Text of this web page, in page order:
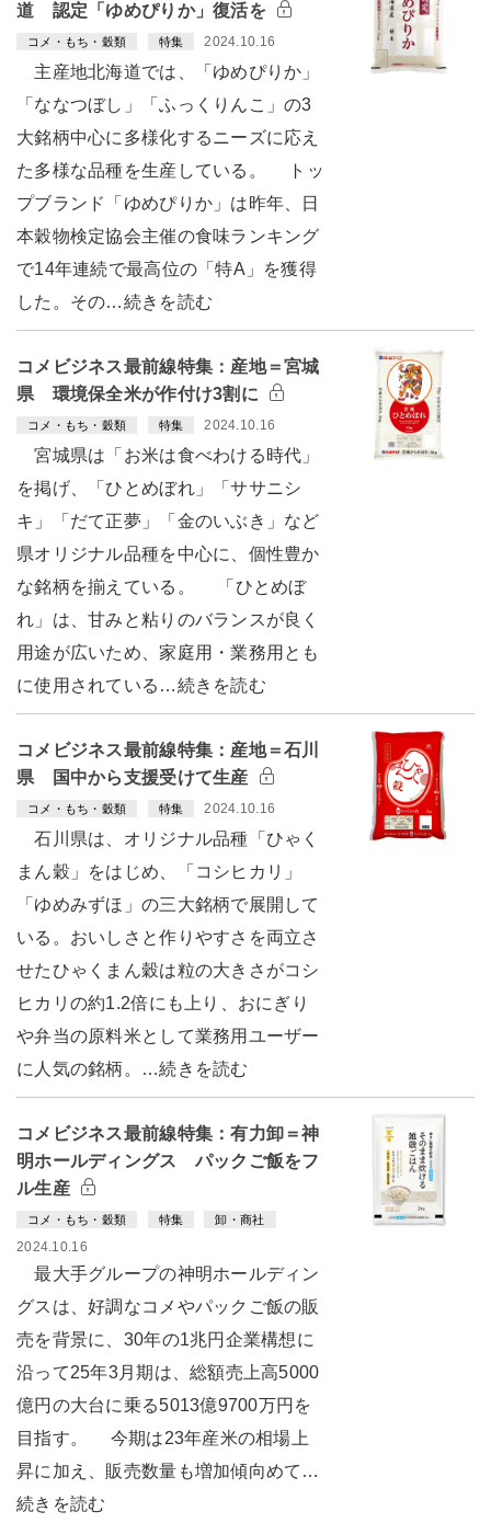
道 認定「ゆめぴりか」復活を
コメ・もち・穀類 特集 2024.10.16
主産地北海道では、「ゆめぴりか」
「ななつぼし」「ふっくりんこ」の3
大銘柄中心に多様化するニーズに応え
た多様な品種を生産している。 トッ
プブランド「ゆめぴりか」は昨年、日
本穀物検定協会主催の食味ランキング
で14年連続で最高位の「特A」を獲得
した。その…続きを読む
コメビジネス最前線特集：産地＝宮城
県 環境保全米が作付け3割に
コメ・もち・穀類 特集 2024.10.16
宮城県は「お米は食べわける時代」
を掲げ、「ひとめぼれ」「ササニシ
キ」「だて正夢」「金のいぶき」など
県オリジナル品種を中心に、個性豊か
な銘柄を揃えている。 「ひとめぼ
れ」は、甘みと粘りのバランスが良く
用途が広いため、家庭用・業務用とも
に使用されている…続きを読む
コメビジネス最前線特集：産地＝石川
県 国中から支援受けて生産
コメ・もち・穀類 特集 2024.10.16
石川県は、オリジナル品種「ひゃく
まん穀」をはじめ、「コシヒカリ」
「ゆめみずほ」の三大銘柄で展開して
いる。おいしさと作りやすさを両立さ
せたひゃくまん穀は粒の大きさがコシ
ヒカリの約1.2倍にも上り、おにぎり
や弁当の原料米として業務用ユーザー
に人気の銘柄。…続きを読む
コメビジネス最前線特集：有力卸＝神
明ホールディングス パックご飯をフ
ル生産
コメ・もち・穀類 特集 卸・商社
2024.10.16
最大手グループの神明ホールディン
グスは、好調なコメやパックご飯の販
売を背景に、30年の1兆円企業構想に
沿って25年3月期は、総額売上高5000
億円の大台に乗る5013億9700万円を
目指す。 今期は23年産米の相場上
昇に加え、販売数量も増加傾向めて…
続きを読む